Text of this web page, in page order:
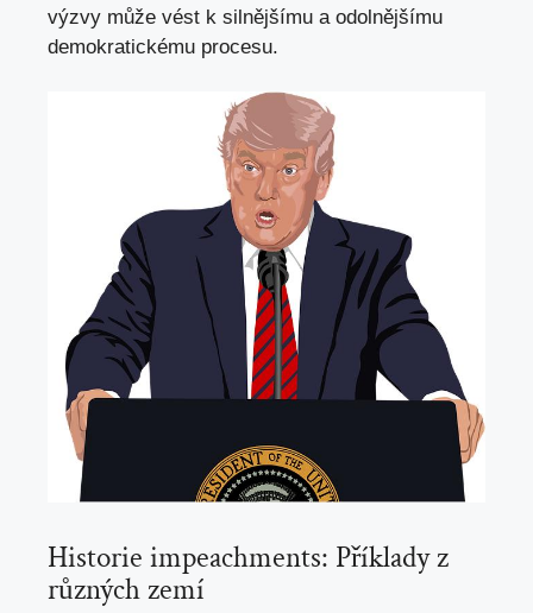
výzvy může vést k silnějšímu a odolnějšímu
demokratickému procesu.
Historie impeachments: Příklady z
různých zemí